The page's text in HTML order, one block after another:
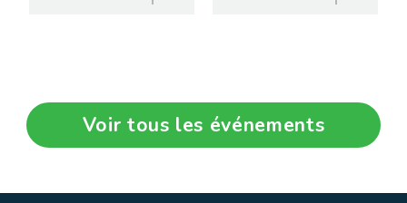
Voir tous les événements